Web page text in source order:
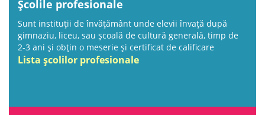
Școlile profesionale
Sunt instituții de învățământ unde elevii învață după
gimnaziu, liceu, sau școală de cultură generală, timp de
2-3 ani și obțin o meserie și certificat de calificare
Lista școlilor profesionale